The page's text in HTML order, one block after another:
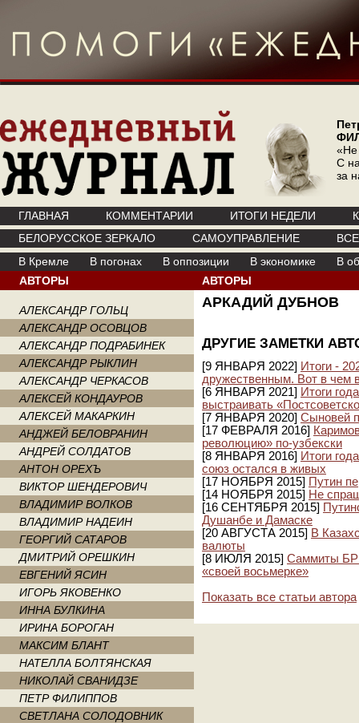
«Не
С
за
ГЛАВНАЯ КОММЕНТАРИИ ИТОГИ НЕДЕЛИ
БЕЛОРУССКОЕ ЗЕРКАЛО
САМОУПРАВЛЕНИЕ
В Кремле
В погонах В оппозиции В экономике
В
АВТОРЫ
АЛЕКСАНДР ГОЛЬЦ
АЛЕКСАНДР ОСОВЦОВ
АЛЕКСАНДР ПОДРАБИНЕК
АЛЕКСАНДР РЫКЛИН
АЛЕКСАНДР ЧЕРКАСОВ
АЛЕКСЕЙ КОНДАУРОВ
АЛЕКСЕЙ МАКАРКИН
АНДЖЕЙ БЕЛОВРАНИН
АНДРЕЙ СОЛДАТОВ
АНТОН ОРЕХЪ
ВИКТОР ШЕНДЕРОВИЧ
ВЛАДИМИР ВОЛКОВ
ВЛАДИМИР НАДЕИН
ГЕОРГИЙ САТАРОВ
ДМИТРИЙ ОРЕШКИН
ЕВГЕНИЙ ЯСИН
ИГОРЬ ЯКОВЕНКО
ИННА БУЛКИНА
ИРИНА БОРОГАН
МАКСИМ БЛАНТ
НАТЕЛЛА БОЛТЯНСКАЯ
НИКОЛАЙ СВАНИДЗЕ
ПЕТР ФИЛИППОВ
СВЕТЛАНА СОЛОДОВНИК
АВТОРЫ
АРКАДИЙ ДУБНОВ
ДРУГИЕ ЗАМЕТКИ
[9 ЯНВАРЯ 2022] Итоги -
дружественным. Вот в чем
[6 ЯНВАРЯ 2021] Итоги
выстраивать
[7 ЯНВАРЯ 2020] Сыновей
[17 ФЕВРАЛЯ 2016]
революцию» по-узбекски
[8 ЯНВАРЯ 2016] Итоги
союз остался в живых
[17 НОЯБРЯ 2015] Путин
[14 НОЯБРЯ 2015] Не
[16 СЕНТЯБРЯ 2015]
Душанбе и Дамаске
[20 АВГУСТА 2015] В
валюты
[8 ИЮЛЯ 2015] Саммиты
«своей восьмерке»
Показать все статьи автора